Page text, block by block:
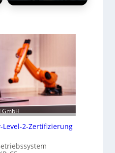
GmbH
Level-2-Zertifizierung